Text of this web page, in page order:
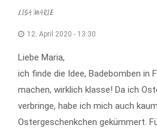
LISA MARIE
12. April 2020 - 13:30
Liebe Maria,
ich finde die Idee, Badebomben in
machen, wirklich klasse! Da ich
verbringe, habe ich mich auch
Ostergeschenkchen gekümmert.